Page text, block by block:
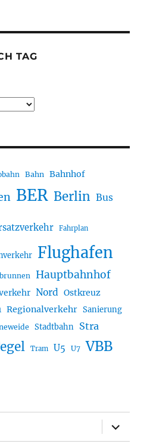
TAG
Bahn Bahnhof
BER Berlin Bus
Fahrplan
Flughafen
Hauptbahnhof
Nord Ostkreuz
Regionalverkehr Sanierung
Stadtbahn Stra
Tram U5 U7 VBB
öffnen